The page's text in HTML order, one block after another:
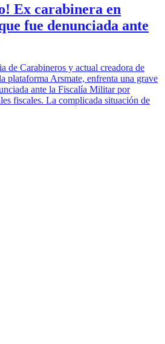
Ex carabinera en
fue denunciada ante
de Carabineros y actual creadora de
plataforma Arsmate, enfrenta una grave
ante la Fiscalía Militar por
fiscales. La complicada situación de